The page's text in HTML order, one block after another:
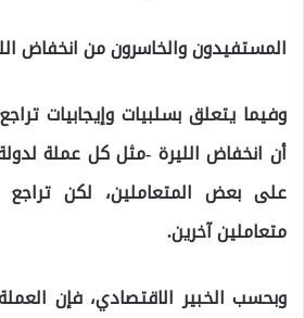
المستفيدون والخاسرون من انخفاض
وفيما يتعلق بسلبيات وإيجابيات
أن انخفاض الليرة -مثل كل عملة
على بعض المتعاملين، لكن تراجع
متعاملين آخرين.
وبحسب الخبير الاقتصادي، فإن